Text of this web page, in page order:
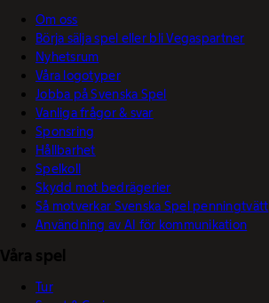
Om oss
Börja sälja spel eller bli Vegaspartner
Nyhetsrum
Våra logotyper
Jobba på Svenska Spel
Vanliga frågor & svar
Sponsring
Hållbarhet
Spelkoll
Skydd mot bedrägerier
Så motverkar Svenska Spel penningtvätt
Användning av AI för kommunikation
Våra spel
Tur